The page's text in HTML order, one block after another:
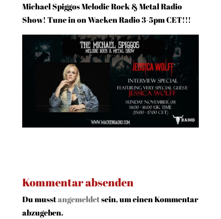
Michael Spiggos Melodic Rock & Metal Radio
Show! Tune in on Wacken Radio 3-5pm CET!!!
Kommentar absenden
Du musstangemeldetsein, um einen Kommentar
abzugeben.